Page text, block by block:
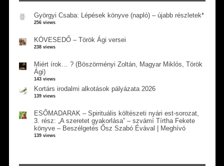
Györgyi Csaba: Lépések könyve (napló) – újabb részletek*
256 views
KÖVESEDŐ – Török Ági versei
238 views
Miért írok… ? (Böszörményi Zoltán, Magyar Miklós, Török
Ági)
143 views
Kortárs irodalmi alkotások pályázata 2026
139 views
ESŐMADARAK – Spirituális költészeti nyári est-sorozat,
3. rész: „A szeretet gyakorlása” – szvámí Tírtha Fekete
könyve – Beszélgetés Ősz Szabó Évával | Meghívó
139 views